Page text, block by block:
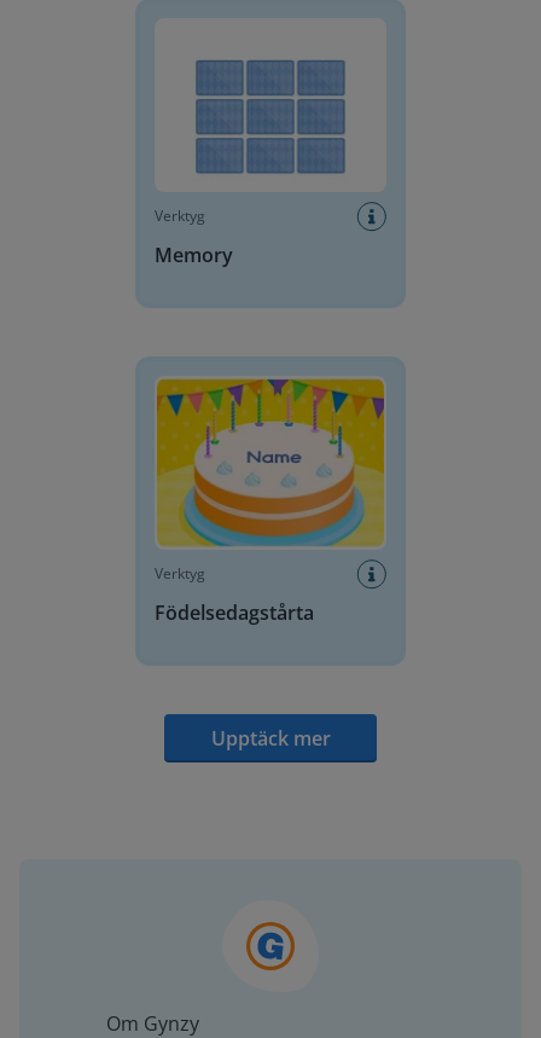
Verktyg
Memory
Verktyg
Födelsedagstårta
Upptäck mer
Om Gynzy